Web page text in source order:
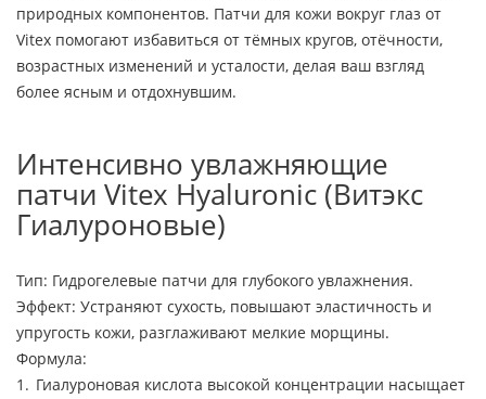
природных компонентов. Патчи для кожи вокруг глаз от
Vitex помогают избавиться от тёмных кругов, отёчности,
возрастных изменений и усталости, делая ваш взгляд
более ясным и отдохнувшим.
Интенсивно увлажняющие
патчи Vitex Hyaluronic (Витэкс
Гиалуроновые)
Тип: Гидрогелевые патчи для глубокого увлажнения.
Эффект: Устраняют сухость, повышают эластичность и
упругость кожи, разглаживают мелкие морщины.
Формула:
Гиалуроновая кислота высокой концентрации насыщает